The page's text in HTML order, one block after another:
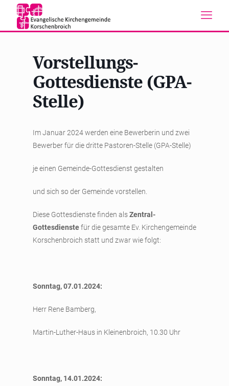
Vorstellungs-
Gottesdienste (GPA-
Stelle)
Im Januar 2024 werden eine Bewerberin und zwei
Bewerber für die dritte Pastoren-Stelle (GPA-Stelle)
je einen Gemeinde-Gottesdienst gestalten
und sich so der Gemeinde vorstellen.
Diese Gottesdienste finden alsZentral-
Gottesdienstefür die gesamte Ev. Kirchengemeinde
Korschenbroich statt und zwar wie folgt:
Sonntag, 07.01.2024:
Herr Rene Bamberg,
Martin-Luther-Haus in Kleinenbroich, 10.30 Uhr
Sonntag, 14.01.2024: